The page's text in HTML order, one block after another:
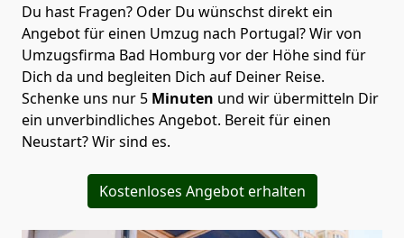
Du hast Fragen? Oder Du wünschst direkt ein
Angebot für einen Umzug nach Portugal? Wir von
Umzugsfirma Bad Homburg vor der Höhesind für
Dich da und begleiten Dich auf Deiner Reise.
Schenke uns nur 5 Minuten und wir übermitteln Dir
ein unverbindliches Angebot. Bereit für einen
Neustart? Wir sind es.
Kostenloses Angebot erhalten